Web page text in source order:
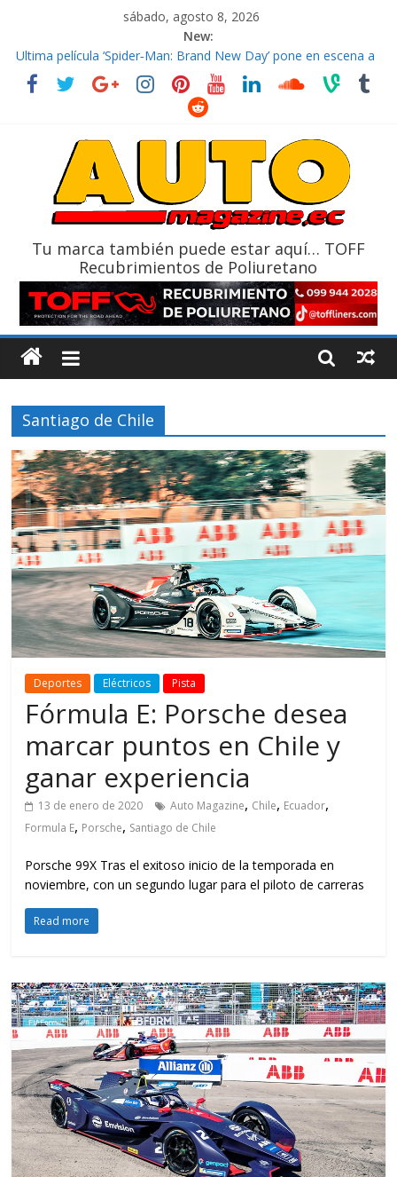
sábado, agosto 8, 2026
New:
El costo de tener un vehículo gana protagonismo a la hora de
decidir
Ultima película ‘Spider‑Man: Brand New Day’ pone en escena a
La Vuelta al Ecuador 2026, edición 47ª, recorre 7 provincias en 8
La FEDAK recibe 12 Sinotruk Bolden para cubrir las rutas de La
Tu marca también puede estar aquí… TOFF
Recubrimientos de Poliuretano
Santiago de Chile
Deportes Eléctricos Pista
Fórmula E: Porsche desea
marcar puntos en Chile y
ganar experiencia
13 de enero de 2020 Auto Magazine, Chile, Ecuador,
Formula E, Porsche, Santiago de Chile
Porsche 99X Tras el exitoso inicio de la temporada en
noviembre, con un segundo lugar para el piloto de carreras
Read more